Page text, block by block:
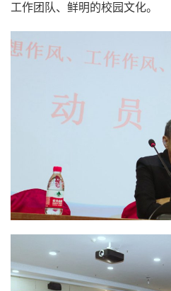
工作团队、鲜明的校园文化。